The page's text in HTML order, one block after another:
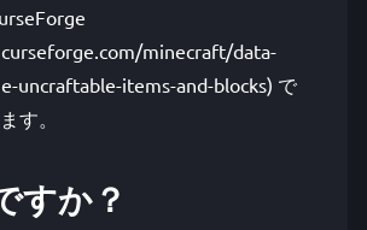
minecraft/data-
uncraftable-items-and-blocks) で
す。
すか？